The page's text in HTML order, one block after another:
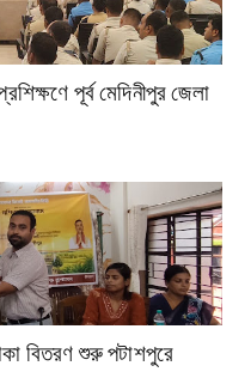
পূর্ব মেদিনীপুর জেলা
বিতরণ শুরু পটাশপুরে